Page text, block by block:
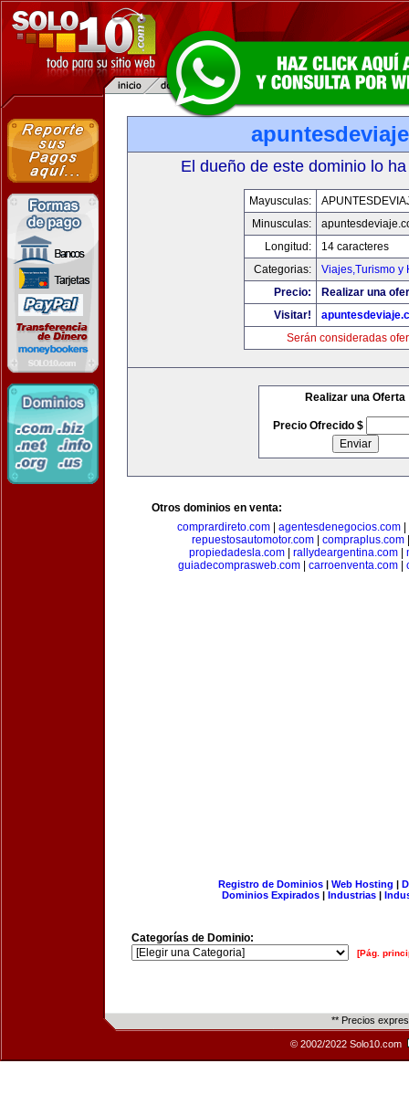
El dueño de este dominio lo
Mayusculas:
Minusculas:
Longitud:
14 caracteres
Categorias:
Viajes,Turismo y
Precio:
Realizar una
Visitar!
Serán consideradas
Realizar una Oferta
Precio Ofrecido $
Otros dominios en venta:
comprardireto.com| agentesdenegocios.com|
repuestosautomotor.com
compraplus.com
propiedadesla.com| rallydeargentina.com|
guiadecomprasweb.com
carroenventa.com
Registro de Dominios| Web Hosting |
Dominios Expirados | Industrias |
Categorías de Dominio:
[Pág.
** Precios
© 2002/2022 Solo10.com